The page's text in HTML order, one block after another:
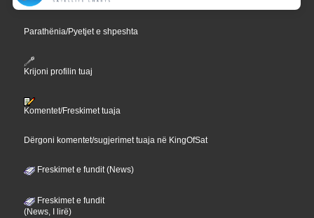
Parathënia/Pyetjet e shpeshta
Krijoni profilin tuaj
Komentet/Freskimet tuaja
Dërgoni komentet/sugjerimet tuaja në KingOfSat
Freskimet e fundit (News)
Freskimet e fundit
(News, I lirë)